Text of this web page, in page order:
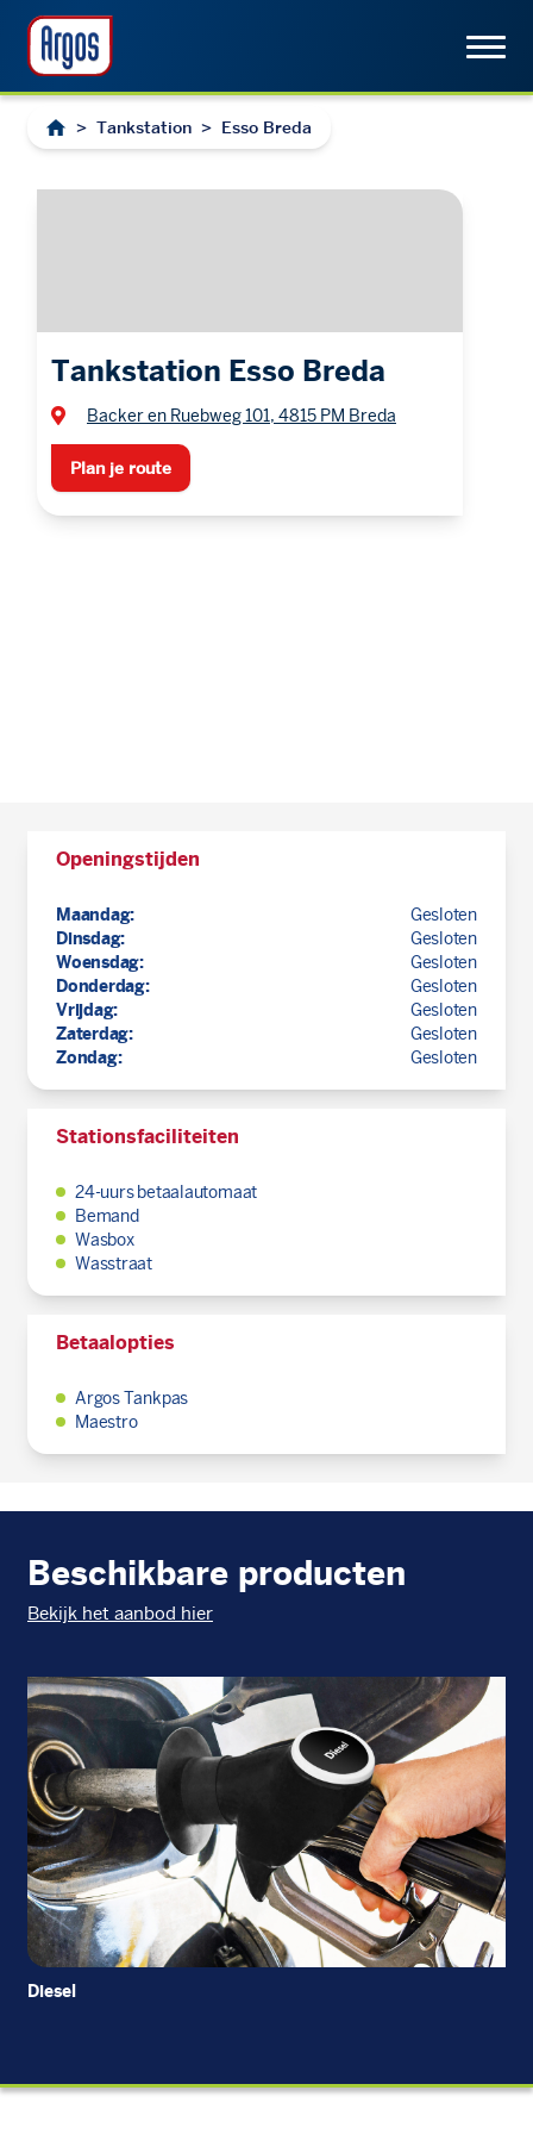
> Tankstation > Esso Breda
Tankstation Esso Breda
Backer en Ruebweg 101, 4815 PM Breda
Plan je route
Openingstijden
Maandag:
Gesloten
Dinsdag:
Gesloten
Woensdag:
Gesloten
Donderdag:
Gesloten
Vrijdag:
Gesloten
Zaterdag:
Gesloten
Zondag:
Gesloten
Stationsfaciliteiten
24-uurs betaalautomaat
Bemand
Wasbox
Wasstraat
Betaalopties
Argos Tankpas
Maestro
Beschikbare producten
Bekijk het aanbod hier
Diesel